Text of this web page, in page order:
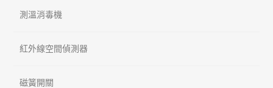
測溫消毒機
紅外線空間偵測器
磁簧開關